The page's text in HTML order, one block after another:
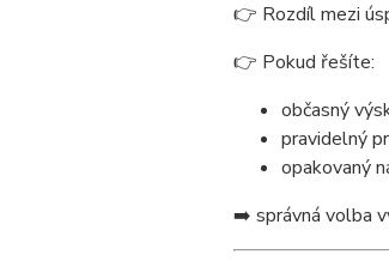
👉 Rozdíl mezi
👉 Pokud řešíte:
občasný
pravidelný
opakovaný
➡️ správná volba